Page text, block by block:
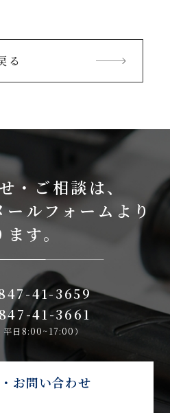
る
・ご相談は、
ルフォームより
す。
41-3659
41-3661
平日8:00~17:00）
お問い合わせ